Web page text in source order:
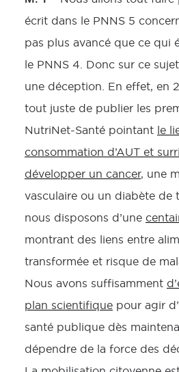
écrit dans le PNNS 5
pas plus avancé que ce qui
le PNNS 4. Donc sur ce
une déception. En effet, en
tout juste de publier les
NutriNet-Santé pointant le
consommation d’AUT et
développer un cancer, une
vasculaire ou un diabète de
nous disposons d’une
montrant des liens entre
transformée et risque de
Nous avons suffisamment
plan scientifique pour agir
santé publique dès
dépendre de la force des